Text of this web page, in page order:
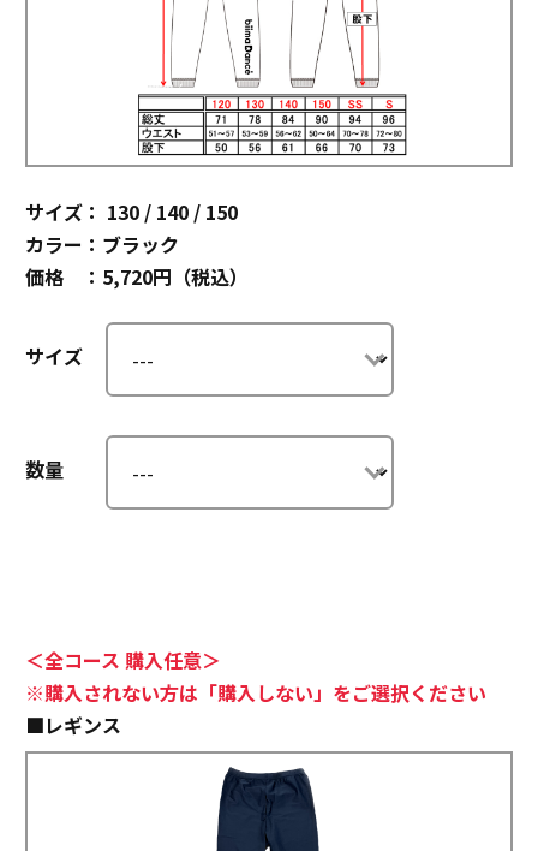
サイズ： 130 / 140 / 150
カラー：ブラック
価格 ：5,720円（税込）
サイズ
数量
＜全コース 購入任意＞
※購入されない方は「購入しない」をご選択ください
■レギンス